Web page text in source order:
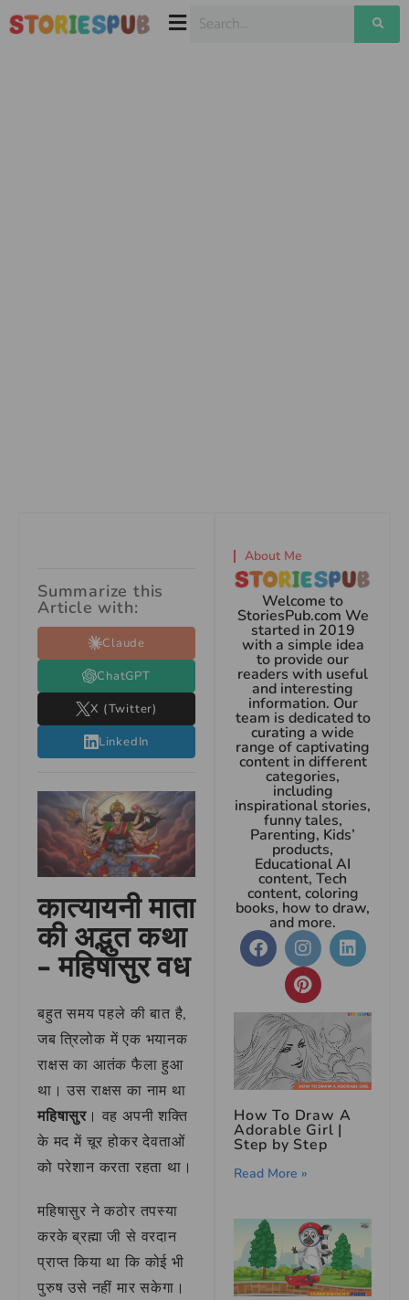
Summarize this
Article with:
Claude
ChatGPT
X (Twitter)
LinkedIn
कात्यायनी माता
की अद्भुत कथा
– महिषासुर वध
बहुत समय पहले की बात है,
जब त्रिलोक में एक भयानक
राक्षस का आतंक फैला हुआ
था। उस राक्षस का नाम था
महिषासुर । वह अपनी शक्ति
के मद में चूर होकर देवताओं
को परेशान करता रहता था।
महिषासुर ने कठोर तपस्या
करके ब्रह्मा जी से वरदान
प्राप्त किया था कि कोई भी
पुरुष उसे नहीं मार सकेगा।
About Me
Welcome to
StoriesPub.com We
started in 2019
with a simple idea
to provide our
readers with useful
and interesting
information. Our
team is dedicated to
curating a wide
range of captivating
content in different
categories,
including
inspirational stories,
funny tales,
Parenting, Kids’
products,
Educational AI
content, Tech
content, coloring
books, how to draw,
and more.
How To Draw A
Adorable Girl |
Step by Step
Read More »